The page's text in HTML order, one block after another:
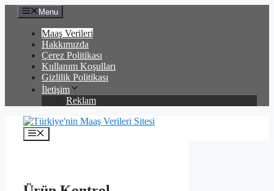
İçeriğe
atla
Menu
Maaş Verileri
Hakkımızda
Çerez Politikası
Kullanım Koşulları
Gizlilik Politikası
İletişim
Reklam
Menü